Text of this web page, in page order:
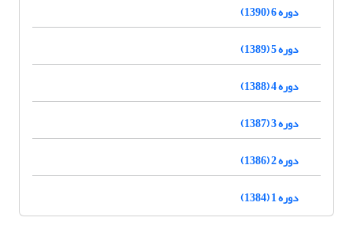
دوره 6 (1390)
دوره 5 (1389)
دوره 4 (1388)
دوره 3 (1387)
دوره 2 (1386)
دوره 1 (1384)